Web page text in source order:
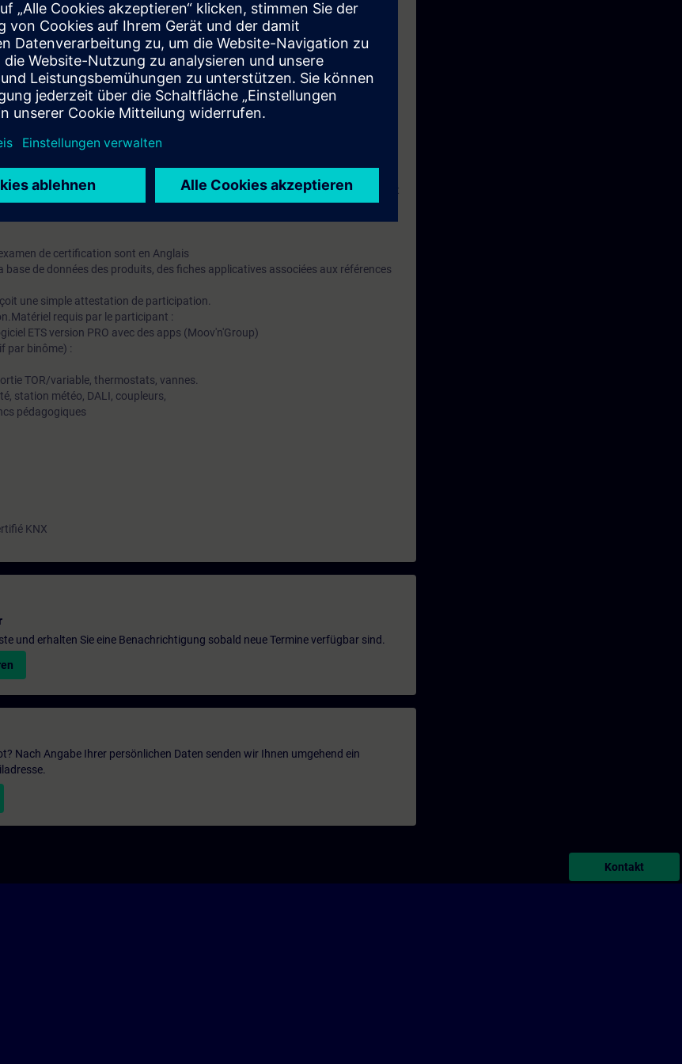
des difficultés.
électrique des bâtiments.
PC et du système d'exploitation Windows.
: 11 93 00 205 93
assurant au quotidien des missions techniques auprès des entreprises, formés et
un suivi et une actualisation de leurs compétences théoriques, pratiques, et
de certification sont en Anglais
base de données des produits, des fiches applicatives associées aux références
une simple attestation de participation.
requis par le participant :
ETS version PRO avec des apps (Moov'n'Group)
par binôme) :
TOR/variable, thermostats, vannes.
station météo, DALI, coupleurs,
pédagogiques
KNX
und erhalten Sie eine Benachrichtigung sobald neue Termine verfügbar sind.
Nach Angabe Ihrer persönlichen Daten senden wir Ihnen umgehend ein
Kontakt